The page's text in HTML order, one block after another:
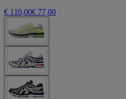
€ 110,00€ 77,00